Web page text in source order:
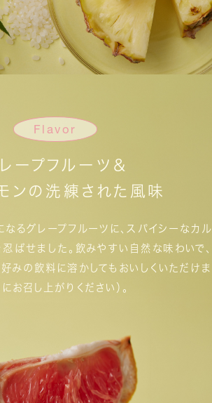
Flavor
ープフルーツ＆
ンの洗練された風味
るグレープフルーツに、スパイシーなカル
ばせました。 飲みやすい自然な味わいで、
みの飲料に溶かしてもおいしくいただけま
お召し上がりください）。